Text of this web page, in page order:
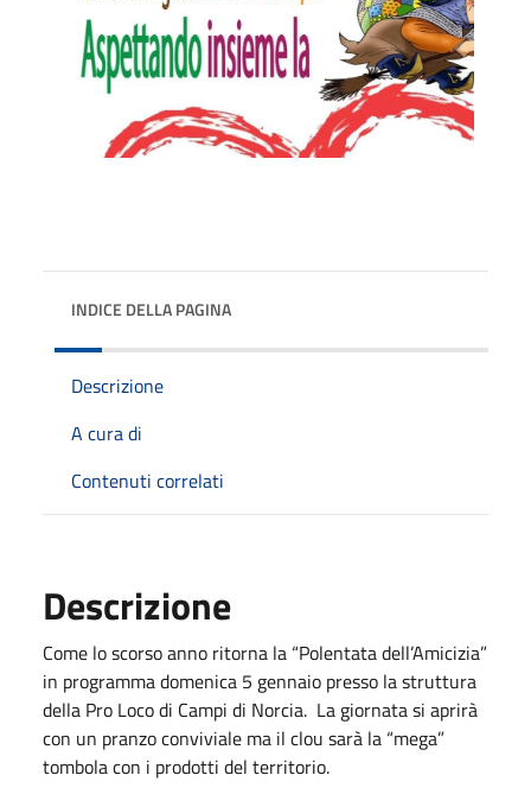
INDICE DELLA PAGINA
Descrizione
A cura di
Contenuti correlati
Descrizione
Come lo scorso anno ritorna la “Polentata dell’Amicizia”
in programma domenica 5 gennaio presso la struttura
della Pro Loco di Campi di Norcia. La giornata si aprirà
con un pranzo conviviale ma il clou sarà la “mega”
tombola con i prodotti del territorio.